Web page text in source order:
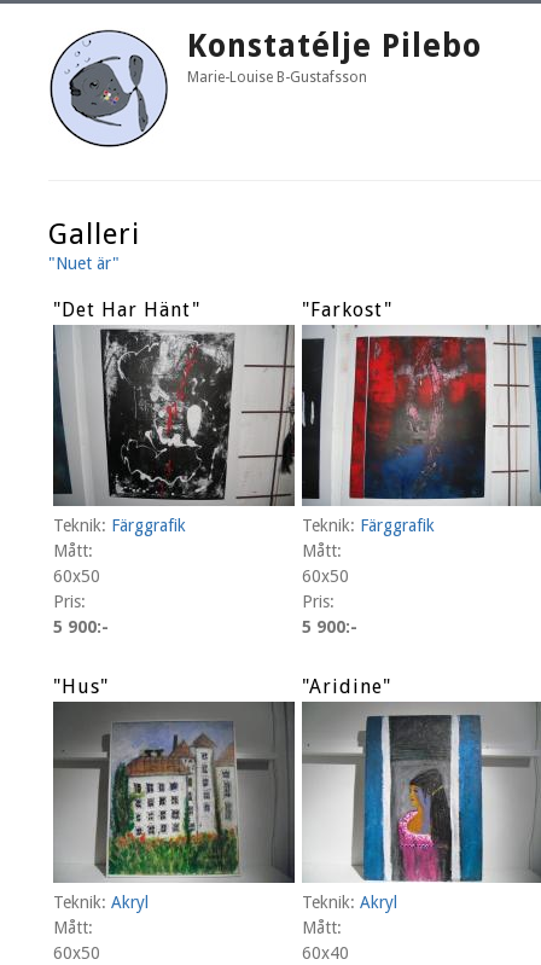
Konstatélje Pilebo
Marie-Louise B-Gustafsson
Galleri
"Nuet är"
"Det Har Hänt"
Teknik: Färggrafik
Mått:
60x50
Pris:
5 900:-
"Farkost"
Teknik: Färggrafik
Mått:
60x50
Pris:
5 900:-
"Hus"
Teknik: Akryl
Mått:
60x50
"Aridine"
Teknik: Akryl
Mått:
60x40